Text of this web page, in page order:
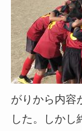
がりから内容
した。しかし